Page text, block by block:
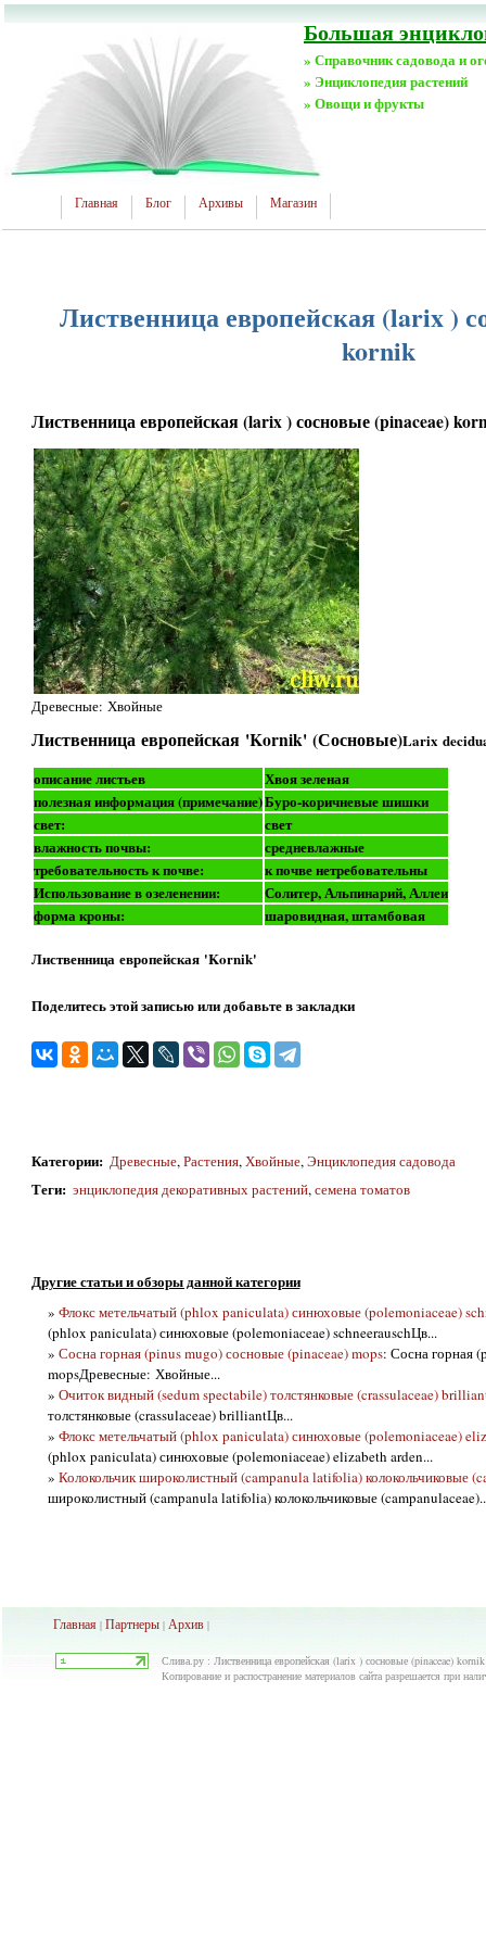
Большая
» Справочник садовода и
» Энциклопедия растений
» Овощи и фрукты
Главная Блог Архивы Магазин
Лиственница европейская (larix )
kornik
Лиственница европейская (larix ) сосновые (pinaceae)
Древесные: Хвойные
Лиственница европейская 'Kornik' (Сосновые)Larix
описание листьев
Хвоя зеленая
полезная информация (примечание)Буро-коричневые шишки
свет:
свет
влажность почвы:
средневлажные
требовательность к почве:
к почве нетребовательны
Использование в озеленении:
Солитер, Альпинарий, Аллеи
форма кроны:
шаровидная, штамбовая
Лиственница европейская 'Kornik'
Поделитесь этой записью или добавьте в закладки
Категории: Древесные,Растения,Хвойные,Энциклопедия садовода
Теги: энциклопедия декоративных растений,семена томатов
Другие статьи и обзоры данной категории
» Флокс метельчатый (phlox paniculata) синюховые (polemoniaceae)
(phlox paniculata) синюховые (polemoniaceae) schneerauschЦв...
» Сосна горная (pinus mugo) сосновые (pinaceae) mops: Сосна горная
mopsДревесные: Хвойные...
» Очиток видный (sedum spectabile) толстянковые (crassulaceae)
толстянковые (crassulaceae) brilliantЦв...
» Флокс метельчатый (phlox paniculata) синюховые (polemoniaceae)
(phlox paniculata) синюховые (polemoniaceae) elizabeth arden...
» Колокольчик широколистный (campanula latifolia) колокольчиковые
широколистный (campanula latifolia) колокольчиковые
Главная| Партнеры| Архив|
Слива.ру : Лиственница европейская (larix ) сосновые (pinaceae)
Копирование и распостранение материалов сайта разрешается при